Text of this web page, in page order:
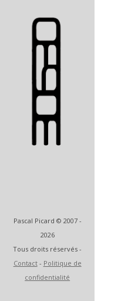
Pascal Picard © 2007 -
2026
Tous droits réservés -
Contact- Politique de
confidentialité